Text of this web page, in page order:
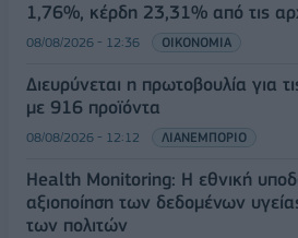
1,76%, κέρδη 23,31% από τις
08/08/2026 - 12:36 ΟΙΚΟΝΟΜΙΑ
Διευρύνεται η πρωτοβουλία για
με 916 προϊόντα
08/08/2026 - 12:12 ΛΙΑΝΕΜΠΟΡΙΟ
Health Monitoring: Η εθνική
αξιοποίηση των δεδομένων
των πολιτών